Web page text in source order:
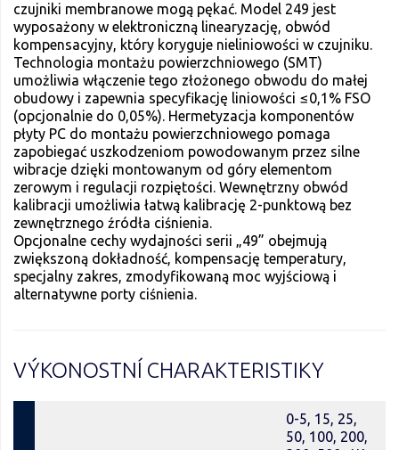
czujniki membranowe mogą pękać. Model 249 jest
wyposażony w elektroniczną linearyzację, obwód
kompensacyjny, który koryguje nieliniowości w czujniku.
Technologia montażu powierzchniowego (SMT)
umożliwia włączenie tego złożonego obwodu do małej
obudowy i zapewnia specyfikację liniowości ≤0,1% FSO
(opcjonalnie do 0,05%). Hermetyzacja komponentów
płyty PC do montażu powierzchniowego pomaga
zapobiegać uszkodzeniom powodowanym przez silne
wibracje dzięki montowanym od góry elementom
zerowym i regulacji rozpiętości. Wewnętrzny obwód
kalibracji umożliwia łatwą kalibrację 2-punktową bez
zewnętrznego źródła ciśnienia.
Opcjonalne cechy wydajności serii „49” obejmują
zwiększoną dokładność, kompensację temperatury,
specjalny zakres, zmodyfikowaną moc wyjściową i
alternatywne porty ciśnienia.
VÝKONOSTNÍ CHARAKTERISTIKY
0-5, 15, 25,
50, 100, 200,